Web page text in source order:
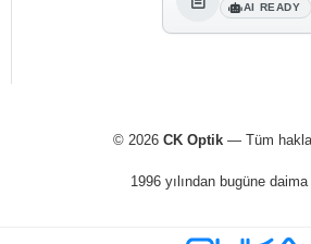
AI READY
© 2026 CK Optik— Tüm
1996 yılından bugüne